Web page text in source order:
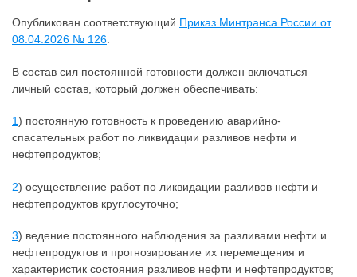
Опубликован соответствующий Приказ Минтранса России от
08.04.2026 № 126
В состав сил постоянной готовности должен включаться
личный состав, который должен обеспечивать:
1) постоянную готовность к проведению аварийно-
спасательных работ по ликвидации разливов нефти и
нефтепродуктов;
2) осуществление работ по ликвидации разливов нефти и
нефтепродуктов круглосуточно;
3) ведение постоянного наблюдения за разливами нефти и
нефтепродуктов и прогнозирование их перемещения и
характеристик состояния разливов нефти и нефтепродуктов;